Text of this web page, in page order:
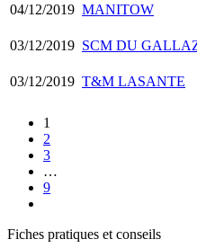
04/12/2019 MANITOW
03/12/2019 SCM DU
03/12/2019 T&M LASANTE
1
2
3
…
9
Fiches pratiques et conseils